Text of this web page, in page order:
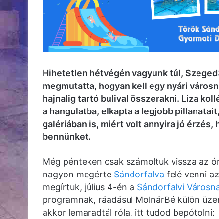
Hihetetlen hétvégén vagyunk túl,
megmutatta, hogyan kell egy nyári
hajnalig tartó bulival összerakni. Liza
a hangulatba, elkapta a legjobb
galériában is, miért volt annyira jó érzés,
bennünket.
Még pénteken csak számoltuk vissza az
nagyon megérte Sándorfalva felé venni
megírtuk, július 4-én a Sándorfalvi
programnak, ráadásul MolnárBé külön
akkor lemaradtál róla, itt tudod bepótolni: